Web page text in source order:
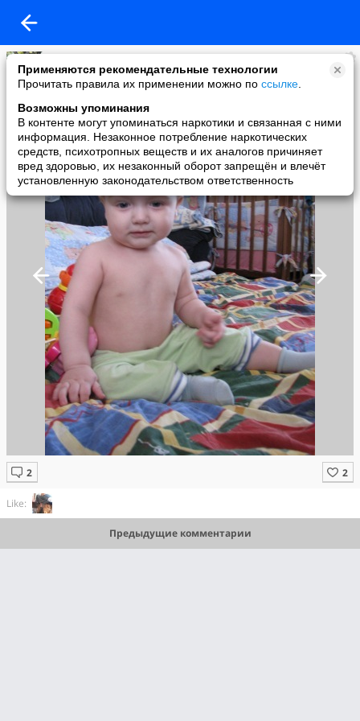
Применяются рекомендательные технологии
Прочитать правила их применении можно по ссылке
Возможны упоминания
В контенте могут упоминаться наркотики и связанная с ними
информация. Незаконное потребление наркотических
средств, психотропных веществ и их аналогов причиняет
вред здоровью, их незаконный оборот запрещён и влечёт
установленную законодательством ответственность
Ульяна Суродеева
added a photo
27 Jan в 14:20
Like:
Предыдущие комментарии